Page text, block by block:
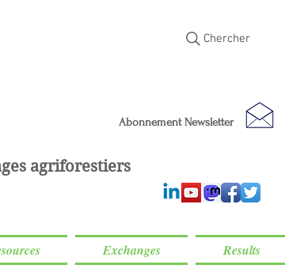
Chercher
Abonnement Newsletter
agriforestiers
Exchanges Results